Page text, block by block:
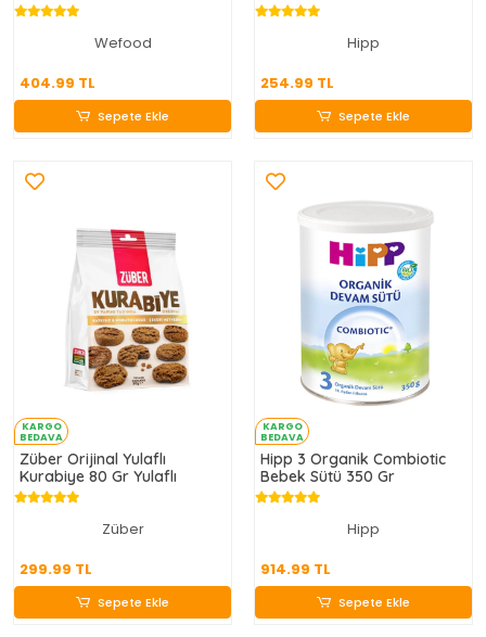
Wefood
404.99 TL
404.99 TL
Sepete Ekle
Sepete Ekle
Tahıl Patlağı 30 Gr
Hipp
254.99 TL
254.99 TL
Sepete Ekle
KARGO
BEDAVA
Züber Orijinal Yulaflı
Kurabiye 80 Gr Yulaflı
Züber
299.99 TL
299.99 TL
Sepete Ekle
KARGO
BEDAVA
Hipp 3 Organik Combiotic
Bebek Sütü 350 Gr
Hipp
914.99 TL
914.99 TL
Sepete Ekle